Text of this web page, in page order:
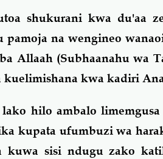
shukurani kwa du'aa
pamoja na wengineo
Allaah (Subhaanahu wa
kuelimishana kwa kadiri
hilo ambalo
kupata ufumbuzi wa
sisi ndugu zako